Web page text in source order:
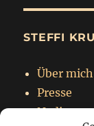
STEFFI
Über mich
Presse
Nadja